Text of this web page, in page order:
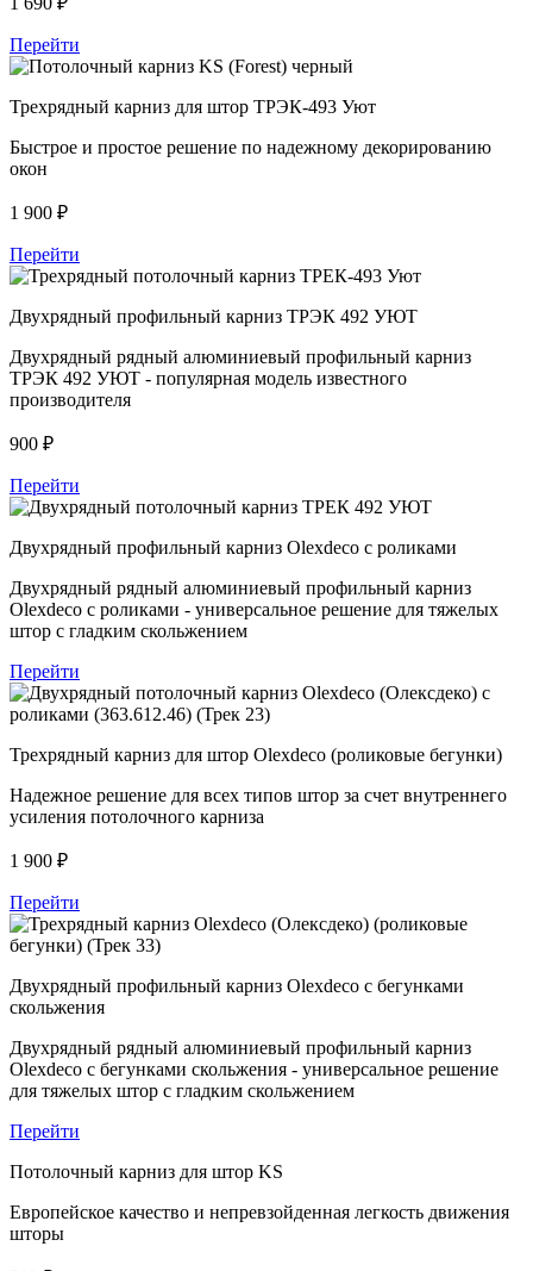
Перейти
Трехрядный карниз для штор ТРЭК-493 Уют
Быстрое и простое решение по надежному декорированию
окон
1 900 ₽
Перейти
Двухрядный профильный карниз ТРЭК 492 УЮТ
Двухрядный рядный алюминиевый профильный карниз
ТРЭК 492 УЮТ - популярная модель известного
производителя
900 ₽
Перейти
Двухрядный профильный карниз Olexdeco c роликами
Двухрядный рядный алюминиевый профильный карниз
Olexdeco c роликами - универсальное решение для тяжелых
штор с гладким скольжением
Перейти
Трехрядный карниз для штор Olexdeco (роликовые бегунки)
Надежное решение для всех типов штор за счет внутреннего
усиления потолочного карниза
1 900 ₽
Перейти
Двухрядный профильный карниз Olexdeco c бегунками
скольжения
Двухрядный рядный алюминиевый профильный карниз
Olexdeco c бегунками скольжения - универсальное решение
для тяжелых штор с гладким скольжением
Перейти
Потолочный карниз для штор KS
Европейское качество и непревзойденная легкость движения
шторы